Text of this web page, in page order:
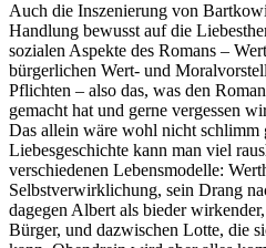
Auch die Inszenierung von
Handlung bewusst auf die
sozialen Aspekte des Romans –
bürgerlichen Wert- und
Pflichten – also das, was den
gemacht hat und gerne vergessen
Das allein wäre wohl nicht schlimm
Liebesgeschichte kann man viel
verschiedenen Lebensmodelle:
Selbstverwirklichung, sein Drang
dagegen Albert als bieder
Bürger, und dazwischen Lotte, die